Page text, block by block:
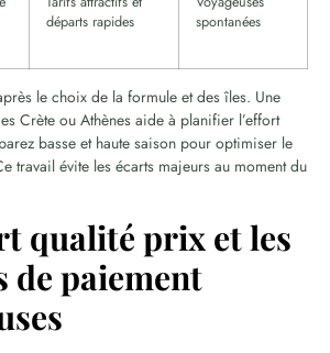
départs rapides
spontanées
le choix de la formule et des îles. Une
Crète ou Athènes aide à planifier l’effort
basse et haute saison pour optimiser le
travail évite les écarts majeurs au moment du
qualité prix et les
de paiement